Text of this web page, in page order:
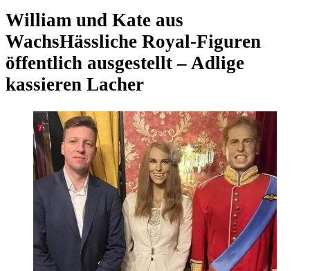
William und Kate aus
WachsHässliche Royal-Figuren
öffentlich ausgestellt – Adlige
kassieren Lacher